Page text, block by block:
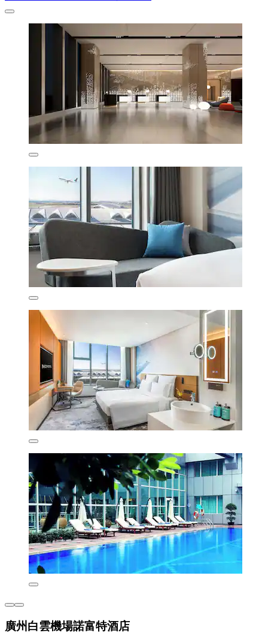
廣州白雲機場諾富特酒店